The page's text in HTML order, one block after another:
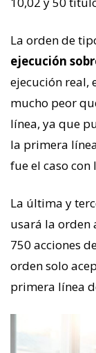
La orden de
ejecución
ejecución real,
mucho peor
línea, ya que
la primera
fue el caso
La última y
usará la orden
750 acciones
orden solo
primera línea